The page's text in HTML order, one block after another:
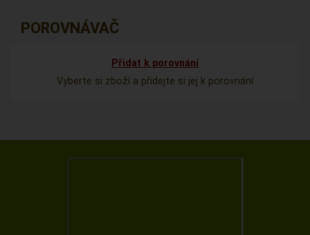
POROVNÁVAČ
Přidat k porovnání
Vyberte si zboží a přidejte si jej k porovnání